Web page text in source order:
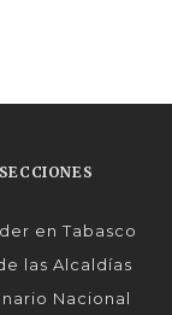
SECCIONES
en Tabasco
las Alcaldías
Nacional